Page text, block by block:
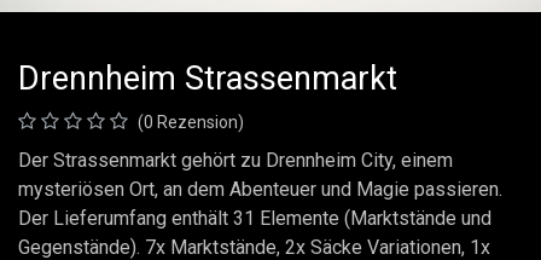
Drennheim Strassenmarkt
(0 Rezension)
Der Strassenmarkt gehört zu Drennheim City, einem
mysteriösen Ort, an dem Abenteuer und Magie passieren.
Der Lieferumfang enthält 31 Elemente (Marktstände und
Gegenstände). 7x Marktstände, 2x Säcke Variationen, 1x